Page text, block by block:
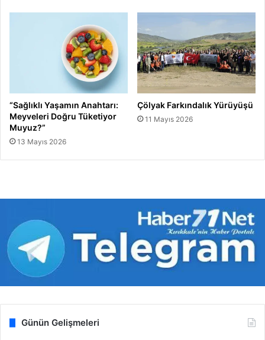
“Sağlıklı Yaşamın Anahtarı:
Meyveleri Doğru Tüketiyor
Muyuz?”
13 Mayıs 2026
Çölyak Farkındalık Yürüyüşü
11 Mayıs 2026
Günün Gelişmeleri